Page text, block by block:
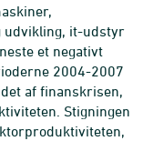
udvikling, it-udstyr
et negativt
2004-2007
af finanskrisen,
Stigningen